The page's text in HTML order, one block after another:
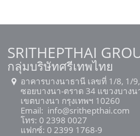
SRITHEPTHAI
กลุ่มบริษัทศรีเทพไทย
อาคารบางนาธานี เลขที่ 1/8, 1/
ซอยบางนา-ตราด 34 แขวงบางน
เขตบางนา กรุงเทพฯ 10260
Email: info@srithepthai.com
โทร: 0 2398 0027
แฟกซ์: 0 2399 1768-9